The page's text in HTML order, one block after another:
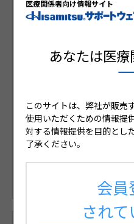
まだ会員登録
会員限定コ
※medパスIDをお持ちの
※medパスを利用して
医療関係者向け情報サイト
あなたは医療
このサイトは、弊社が販売
使用いただくための情報提
対する情報提供を目的とし
了承ください。
会員
され